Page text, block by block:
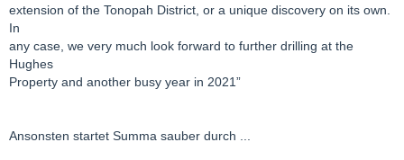
extension of the Tonopah District, or a unique discovery on its own.
In
any case, we very much look forward to further drilling at the
Hughes
Property and another busy year in 2021”
Ansonsten startet Summa sauber durch ...